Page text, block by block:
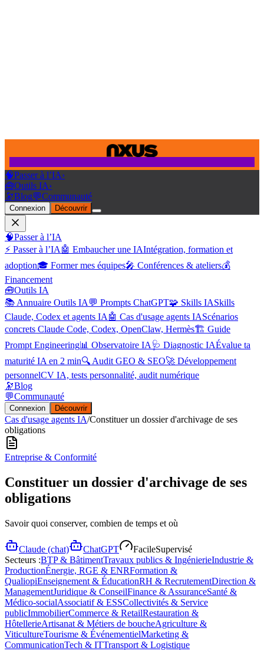
🧠Passer à l’IA›
🧰Outils IA›
🔭Blog💬Communauté
Connexion Découvrir
🧠Passer à l’IA
⚡ Passer à l’IA 🤖 Embaucher une IAIntégration, formation et
adoption🎓 Former mes équipes🎤 Conférences & ateliers💰
Financement
🧰Outils IA
📚 Annuaire Outils IA 💬 Prompts ChatGPT🧩 Skills IASkills
Claude, Codex et agents IA 🤖 Cas d'usage agents IAScénarios
concrets Claude Code, Codex, OpenClaw, Hermès🏗️ Guide
Prompt Engineering📊 Observatoire IA 🩺 Diagnostic IAÉvalue ta
maturité IA en 2 min🔍 Audit GEO & SEO🚀 Développement
personnelCV IA, tests personnalité, audit numérique
🔭Blog
💬Communauté
Connexion Découvrir
Cas d'usage agents IA/Constituer un dossier d'archivage de ses
obligations
Entreprise & Conformité
Constituer un dossier d'archivage de ses
obligations
Savoir quoi conserver, combien de temps et où
Claude (chat) ChatGPT FacileSupervisé
Secteurs :BTP & BâtimentTravaux publics & IngénierieIndustrie &
ProductionÉnergie, RGE & ENRFormation &
QualiopiEnseignement & ÉducationRH & RecrutementDirection &
ManagementJuridique & ConseilFinance & AssuranceSanté &
Médico-socialAssociatif & ESSCollectivités & Service
publicImmobilierCommerce & RetailRestauration &
HôtellerieArtisanat & Métiers de boucheAgriculture &
ViticultureTourisme & ÉvénementielMarketing &
CommunicationTech & ITTransport & Logistique